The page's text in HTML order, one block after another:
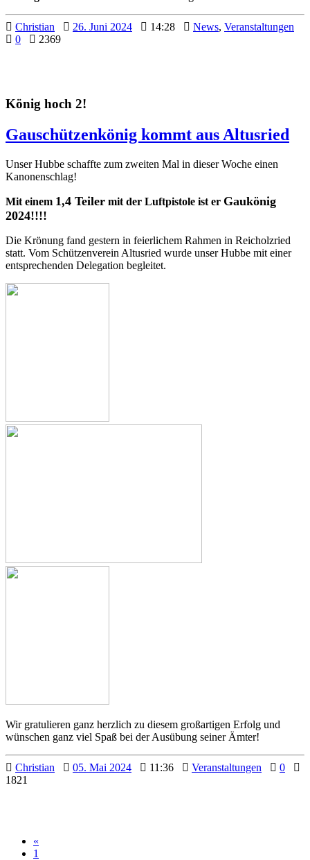
Christian 26. Juni 2024 14:28 News, Veranstaltungen
0
2369
König hoch 2!
Gauschützenkönig kommt aus Altusried
Unser Hubbe schaffte zum zweiten Mal in dieser Woche einen
Kanonenschlag!
Mit einem 1,4 Teiler mit der Luftpistole ist er Gaukönig
2024!!!!
Die Krönung fand gestern in feierlichem Rahmen in Reicholzried
statt. Vom Schützenverein Altusried wurde unser Hubbe mit einer
entsprechenden Delegation begleitet.
Wir gratulieren ganz herzlich zu diesem großartigen Erfolg und
wünschen ganz viel Spaß bei der Ausübung seiner Ämter!
Christian 05. Mai 2024 11:36 Veranstaltungen
0
1821
«
1